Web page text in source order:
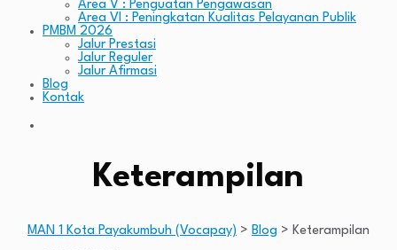
Area V : Penguatan Pengawasan
Area VI : Peningkatan Kualitas Pelayanan Publik
PMBM 2026
Jalur Prestasi
Jalur Reguler
Jalur Afirmasi
Blog
Kontak
Keterampilan
MAN 1 Kota Payakumbuh (Vocapay) > Blog > Keterampilan